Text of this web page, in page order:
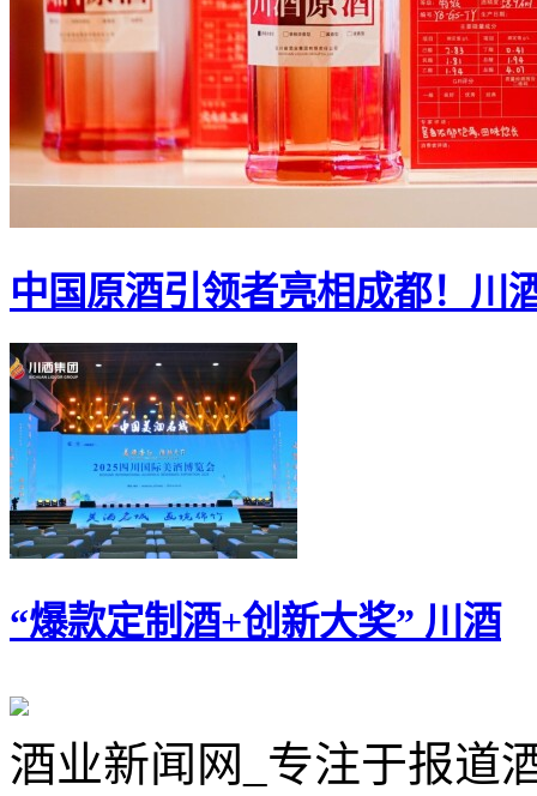
中国原酒引领者亮相成都！川
“爆款定制酒+创新大奖” 川酒
酒业新闻网_专注于报道